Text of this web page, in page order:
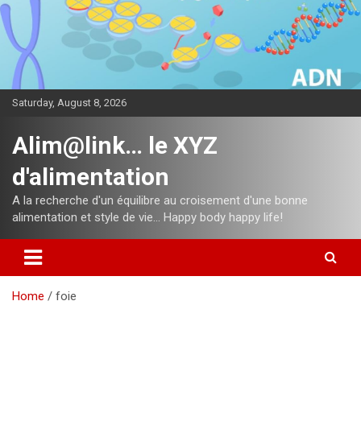
Skip
to
content
Saturday, August 8, 2026
Alim@link… le XYZ
d'alimentation
A la recherche d'un équilibre au croisement d'une bonne
alimentation et style de vie… Happy body happy life!
Home foie